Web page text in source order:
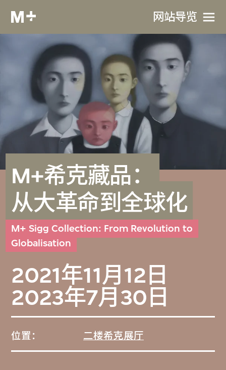
网站导览
M+希克藏品：
从大革命到全球化
M+ Sigg Collection: From Revolution to
Globalisation
2021年11月12日
2023年7月30日
位置： 二楼希克展厅